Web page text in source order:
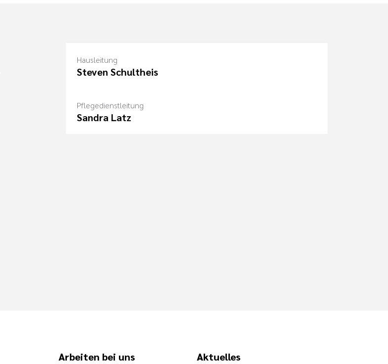
Hausleitung
Steven Schultheis
Pflegedienstleitung
Sandra Latz
Arbeiten bei uns Aktuelles